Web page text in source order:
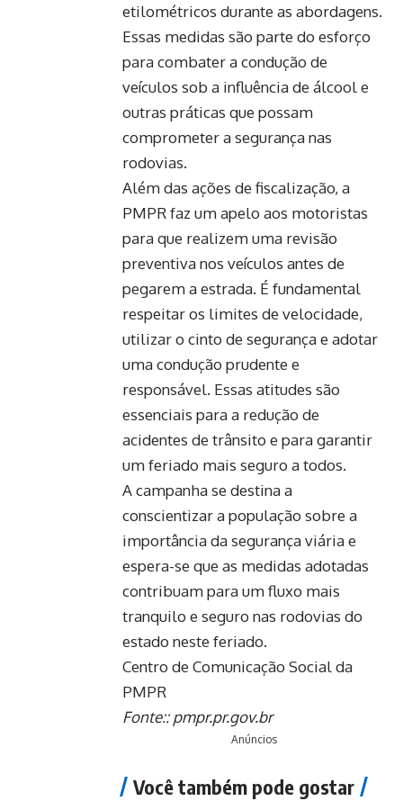
etilométricos durante as abordagens.
Essas medidas são parte do esforço
para combater a condução de
veículos sob a influência de álcool e
outras práticas que possam
comprometer a segurança nas
rodovias.
Além das ações de fiscalização, a
PMPR faz um apelo aos motoristas
para que realizem uma revisão
preventiva nos veículos antes de
pegarem a estrada. É fundamental
respeitar os limites de velocidade,
utilizar o cinto de segurança e adotar
uma condução prudente e
responsável. Essas atitudes são
essenciais para a redução de
acidentes de trânsito e para garantir
um feriado mais seguro a todos.
A campanha se destina a
conscientizar a população sobre a
importância da segurança viária e
espera-se que as medidas adotadas
contribuam para um fluxo mais
tranquilo e seguro nas rodovias do
estado neste feriado.
Centro de Comunicação Social da
PMPR
Fonte::pmpr.pr.gov.br
Anúncios
Você também pode gostar